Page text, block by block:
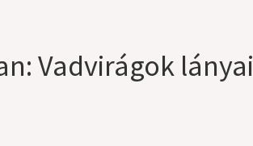
Vadvirágok lányai